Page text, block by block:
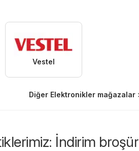
Vestel
Diğer Elektronikler mağazalar
İndirim